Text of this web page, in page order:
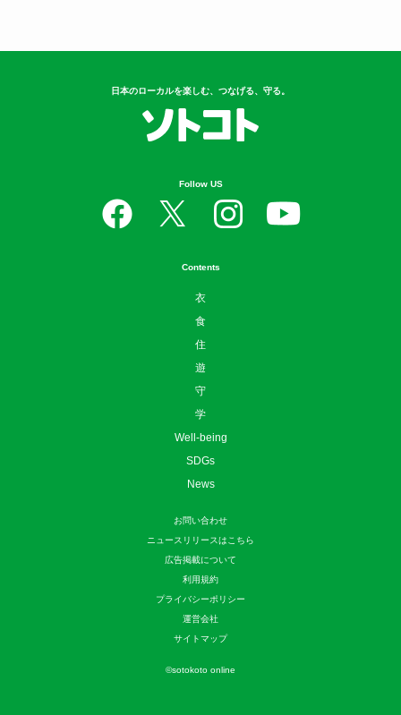
日本のローカルを楽しむ、つなげる、守る。
Follow US
Contents
衣
食
住
遊
守
学
Well-being
SDGs
News
お問い合わせ
ニュースリリースはこちら
広告掲載について
利用規約
プライバシーポリシー
運営会社
サイトマップ
©sotokoto online